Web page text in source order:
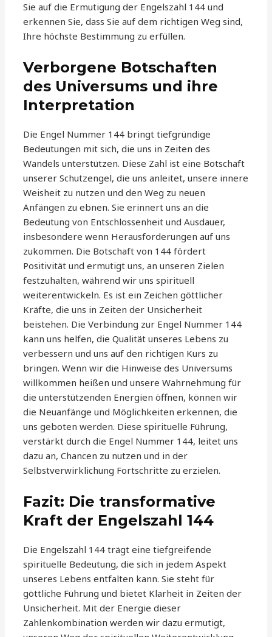
Sie auf die Ermutigung der Engelszahl 144 und
erkennen Sie, dass Sie auf dem richtigen Weg sind,
Ihre höchste Bestimmung zu erfüllen.
Verborgene Botschaften
des Universums und ihre
Interpretation
Die Engel Nummer 144 bringt tiefgründige
Bedeutungen mit sich, die uns in Zeiten des
Wandels unterstützen. Diese Zahl ist eine Botschaft
unserer Schutzengel, die uns anleitet, unsere innere
Weisheit zu nutzen und den Weg zu neuen
Anfängen zu ebnen. Sie erinnert uns an die
Bedeutung von Entschlossenheit und Ausdauer,
insbesondere wenn Herausforderungen auf uns
zukommen. Die Botschaft von 144 fördert
Positivität und ermutigt uns, an unseren Zielen
festzuhalten, während wir uns spirituell
weiterentwickeln. Es ist ein Zeichen göttlicher
Kräfte, die uns in Zeiten der Unsicherheit
beistehen. Die Verbindung zur Engel Nummer 144
kann uns helfen, die Qualität unseres Lebens zu
verbessern und uns auf den richtigen Kurs zu
bringen. Wenn wir die Hinweise des Universums
willkommen heißen und unsere Wahrnehmung für
die unterstützenden Energien öffnen, können wir
die Neuanfänge und Möglichkeiten erkennen, die
uns geboten werden. Diese spirituelle Führung,
verstärkt durch die Engel Nummer 144, leitet uns
dazu an, Chancen zu nutzen und in der
Selbstverwirklichung Fortschritte zu erzielen.
Fazit: Die transformative
Kraft der Engelszahl 144
Die Engelszahl 144 trägt eine tiefgreifende
spirituelle Bedeutung, die sich in jedem Aspekt
unseres Lebens entfalten kann. Sie steht für
göttliche Führung und bietet Klarheit in Zeiten der
Unsicherheit. Mit der Energie dieser
Zahlenkombination werden wir dazu ermutigt,